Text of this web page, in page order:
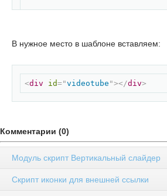
</ script>
В нужное место в шаблоне вставляем:
<div id="videotube "></div>
Комментарии (0)
Модуль скрипт Вертикальный слайдер
Скрипт иконки для внешней ссылки